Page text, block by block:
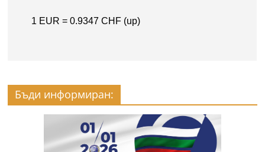
Бъди информиран: